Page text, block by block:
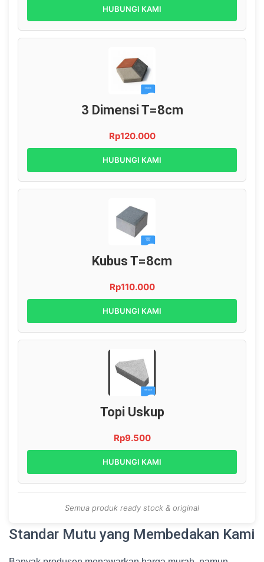
HUBUNGI KAMI
3 Dimensi T=8cm
Rp120.000
HUBUNGI KAMI
Kubus T=8cm
Rp110.000
HUBUNGI KAMI
Topi Uskup
Rp9.500
HUBUNGI KAMI
Semua produk ready stock & original
Standar Mutu yang Membedakan Kami